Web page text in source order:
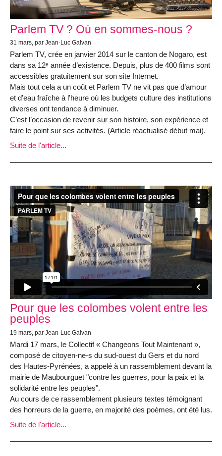
Parlem TV ? Où en sommes-nous ?
31 mars, par Jean-Luc Galvan
Parlem TV, crée en janvier 2014 sur le canton de Nogaro, est
dans sa 12ᵉ année d’existence. Depuis, plus de 400 films sont
accessibles gratuitement sur son site Internet.
Mais tout cela a un coût et Parlem TV ne vit pas que d’amour
et d’eau fraîche à l’heure où les budgets culture des institutions
diverses ont tendance à diminuer.
C’est l’occasion de revenir sur son histoire, son expérience et
faire le point sur ses activités. (Article réactualisé début mai).
Suite de l'article...
Pour que les colombes volent entre les
peuples
19 mars, par Jean-Luc Galvan
Mardi 17 mars, le Collectif « Changeons Tout Maintenant »,
composé de citoyen-ne-s du sud-ouest du Gers et du nord
des Hautes-Pyrénées, a appelé à un rassemblement devant la
mairie de Maubourguet "contre les guerres, pour la paix et la
solidarité entre les peuples".
Au cours de ce rassemblement plusieurs textes témoignant
des horreurs de la guerre, en majorité des poèmes, ont été lus.
Suite de l'article...